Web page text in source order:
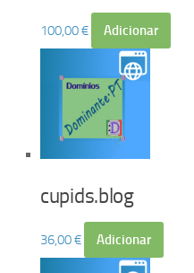
100,00€ Adicionar
cupids.blog
36,00€ Adicionar